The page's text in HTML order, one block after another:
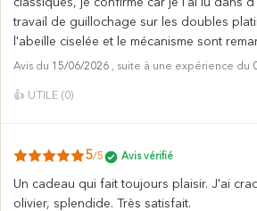
classiques, je confirme car je l'ai lu dans
travail de guillochage sur les doubles
l'abeille ciselée et le mécanisme sont
Avis du 15/06/2026 , suite à une expérience du
👍 UTILE (0)
5/5 Avis vérifié
Un cadeau qui fait toujours plaisir. J'ai
olivier, splendide. Très satisfait.